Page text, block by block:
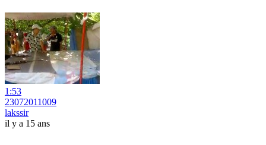
1:53
23072011009
lakssir
il y a 15 ans